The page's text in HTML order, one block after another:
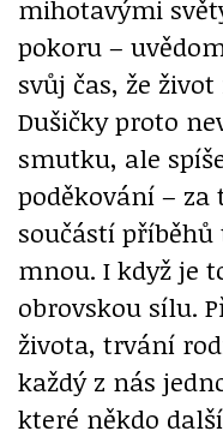
mihotavými
pokoru –
svůj čas, že
Dušičky proto
smutku, ale
poděkování –
součástí
mnou. I když je
obrovskou sílu.
života, trvání
každý z nás
které někdo